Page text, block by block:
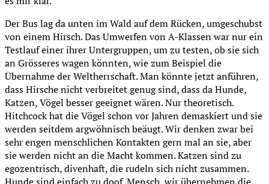
Der Bus lag da unten im Wald auf dem Rücken, umgeschubst
von einem Hirsch. Das Umwerfen von A-Klassen war nur ein
Testlauf einer ihrer Untergruppen, um zu testen, ob sie sich
an Grösseres wagen könnten, wie zum Beispiel die
Übernahme der Weltherrschaft. Man könnte jetzt anführen,
dass Hirsche nicht verbreitet genug sind, dass da Hunde,
Katzen, Vögel besser geeignet wären. Nur theoretisch.
Hitchcock hat die Vögel schon vor Jahren demaskiert und sie
werden seitdem argwöhnisch beäugt. Wir denken zwar bei
sehr engen menschlichen Kontakten gern mal an sie, aber
sie werden nicht an die Macht kommen. Katzen sind zu
egozentrisch, divenhaft, die rudeln sich nicht zusammen.